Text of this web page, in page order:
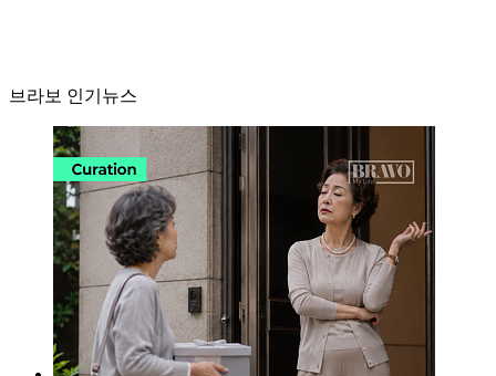
브라보 인기뉴스